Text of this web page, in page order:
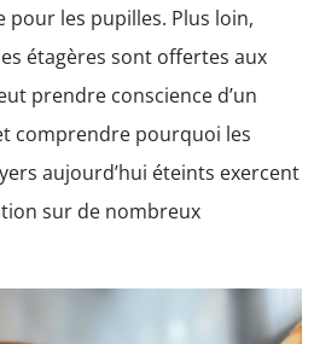
pour les pupilles. Plus loin,
étagères sont offertes aux
prendre conscience d’un
comprendre pourquoi les
aujourd’hui éteints exercent
sur de nombreux